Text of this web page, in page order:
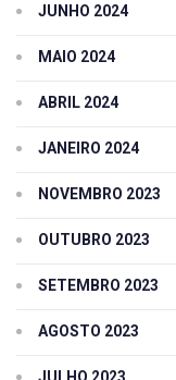
JUNHO 2024
MAIO 2024
ABRIL 2024
JANEIRO 2024
NOVEMBRO 2023
OUTUBRO 2023
SETEMBRO 2023
AGOSTO 2023
JULHO 2023